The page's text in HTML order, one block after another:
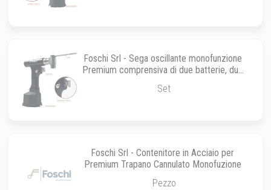
Foschi Srl - Sega oscillante monofunzione
Premium comprensiva di due batterie, due
Set
Foschi Srl - Contenitore in Acciaio per
Premium Trapano Cannulato Monofuzione
Pezzo